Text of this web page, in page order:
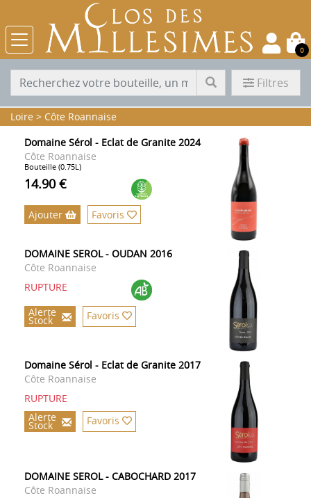
0
Filtres
Loire > Côte Roannaise
Domaine Sérol - Eclat de Granite 2024
Côte Roannaise
Bouteille (0.75L)
14.90 €
Ajouter Favoris
DOMAINE SEROL - OUDAN 2016
Côte Roannaise
RUPTURE
Alerte
Stock Favoris
Domaine Sérol - Eclat de Granite 2017
Côte Roannaise
RUPTURE
Alerte
Stock Favoris
DOMAINE SEROL - CABOCHARD 2017
Côte Roannaise